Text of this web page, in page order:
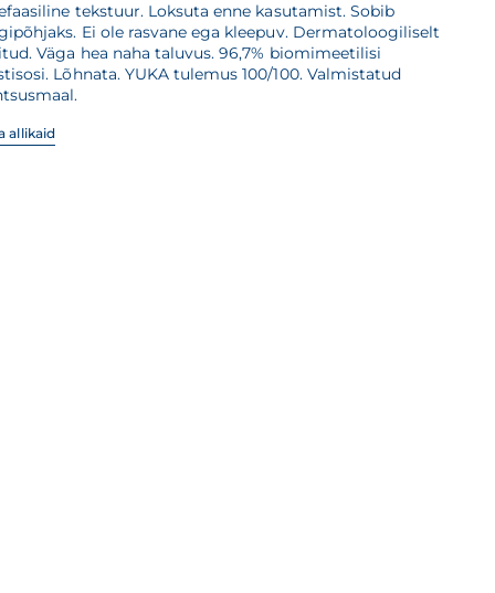
tekstuur. Loksuta enne kasutamist. Sobib
Ei ole rasvane ega kleepuv. Dermatoloogiliselt
Väga hea naha taluvus. 96,7% biomimeetilisi
Lõhnata. YUKA tulemus 100/100. Valmistatud
allikaid